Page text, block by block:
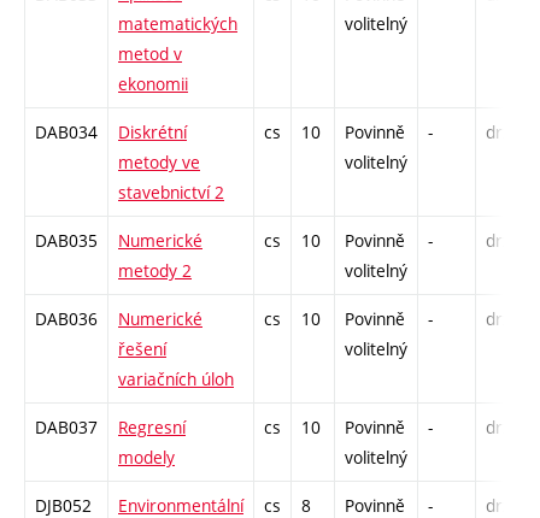
matematických
metod v
ekonomii
volitelný
DAB034
Diskrétní
metody ve
stavebnictví 2
cs 10
Povinně
volitelný
- drzk
DAB035
Numerické
metody 2
cs 10
Povinně
volitelný
- drzk
DAB036
Numerické
řešení
variačních úloh
cs 10
Povinně
volitelný
- drzk
DAB037
Regresní
modely
cs 10
Povinně
volitelný
- drzk
DJB052
Environmentální
cs 8
Povinně
- drzk